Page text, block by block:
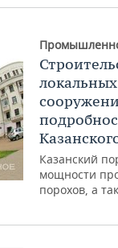
Казанский
мощности
порохов, а